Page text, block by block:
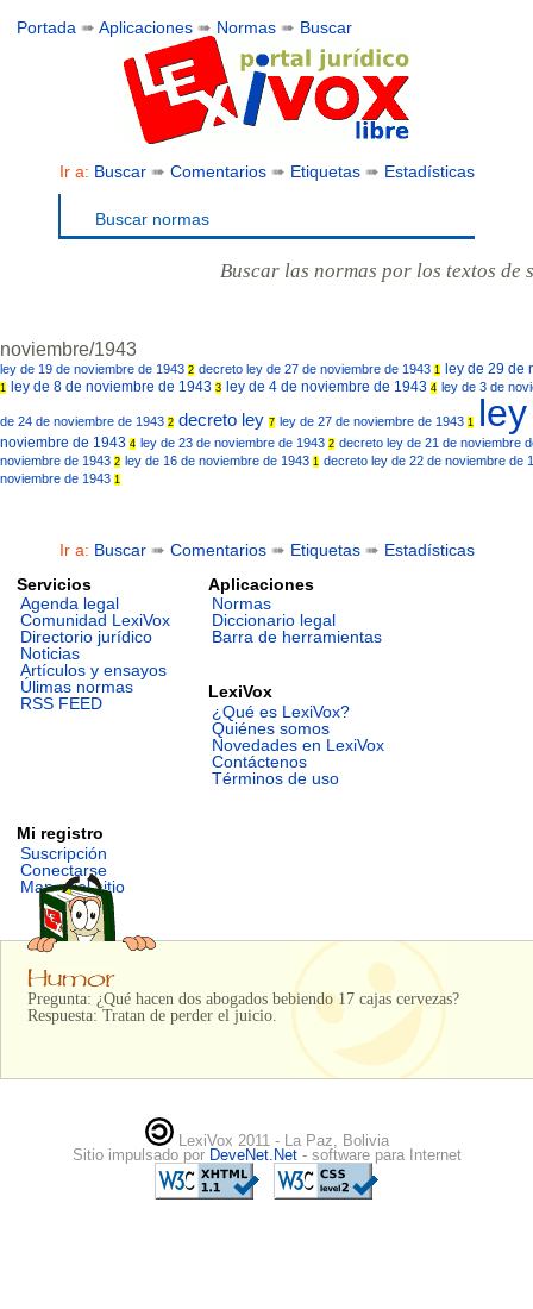
Portada ➠Aplicaciones ➠ Normas ➠ Buscar
Ir a: Buscar➠ Comentarios➠ Etiquetas➠ Estadísticas
Buscar normas
Buscar las normas por los textos de
noviembre/1943
ley de 19 de noviembre de 1943 2 decreto ley de 27 de noviembre de 1943 1 ley de 29 de
1 ley de 8 de noviembre de 1943 3 ley de 4 de noviembre de 1943 4 ley de 3 de
de 24 de noviembre de 1943 2 decreto ley 7 ley de 27 de noviembre de 1943 1
noviembre de 1943 4 ley de 23 de noviembre de 1943 2 decreto ley de 21 de noviembre
noviembre de 1943 2 ley de 16 de noviembre de 1943 1 decreto ley de 22 de noviembre de
noviembre de 1943 1
Ir a: Buscar➠ Comentarios➠ Etiquetas➠ Estadísticas
Servicios
Agenda legal
Comunidad LexiVox
Directorio jurídico
Noticias
Artículos y ensayos
Úlimas normas
RSS FEED
Aplicaciones
Normas
Diccionario legal
Barra de herramientas
LexiVox
¿Qué es LexiVox?
Quiénes somos
Novedades en LexiVox
Contáctenos
Términos de uso
Mi registro
Suscripción
Conectarse
Mapa del sitio
Pregunta: ¿Qué hacen dos abogados bebiendo 17 cajas cervezas?
Respuesta: Tratan de perder el juicio.
LexiVox 2011 - La Paz, Bolivia
Sitio impulsado por DeveNet.Net - software para Internet